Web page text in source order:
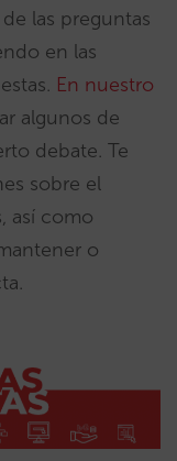
las preguntas
en las
En nuestro
algunos de
debate. Te
sobre el
así como
o